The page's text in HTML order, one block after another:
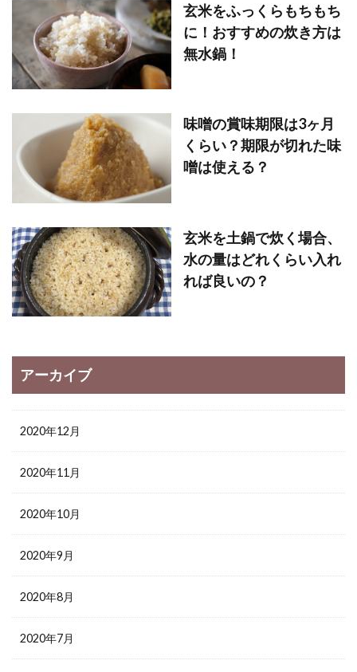
玄米をふっくらもちもち
に！おすすめの炊き方は
無水鍋！
味噌の賞味期限は3ヶ月
くらい？期限が切れた味
噌は使える？
玄米を土鍋で炊く場合、
水の量はどれくらい入れ
れば良いの？
アーカイブ
2020年12月
2020年11月
2020年10月
2020年9月
2020年8月
2020年7月